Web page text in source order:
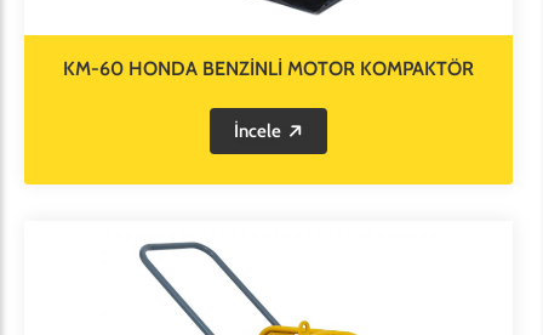
KM-60 HONDA BENZİNLİ MOTOR KOMPAKTÖR
İncele